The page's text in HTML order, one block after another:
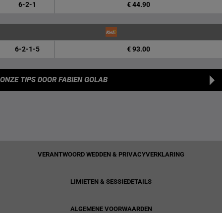
6-2-1 € 44.90
6-2-1-5 € 93.00
ONZE TIPS DOOR FABIEN GOLAB
VERANTWOORD WEDDEN & PRIVACYVERKLARING
LIMIETEN & SESSIEDETAILS
ALGEMENE VOORWAARDEN